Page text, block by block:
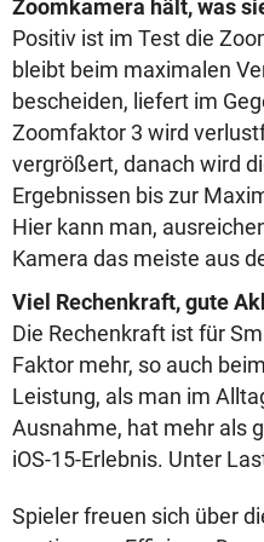
Zoomkamera hält, was
Positiv ist im Test die
bleibt beim maximalen
bescheiden, liefert im
Zoomfaktor 3 wird
vergrößert, danach wird
Ergebnissen bis zur
Hier kann man,
Kamera das meiste aus
Viel Rechenkraft, gute
Die Rechenkraft ist für
Faktor mehr, so auch
Leistung, als man im
Ausnahme, hat mehr als
iOS-15-Erlebnis. Unter
Spieler freuen sich über